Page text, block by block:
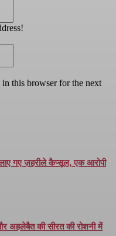
in this browser for the next
गए ज़हरीले कैप्सूल, एक आरोपी
अहलेबैत की सीरत की रोशनी में